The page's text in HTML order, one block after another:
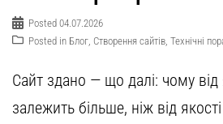
Posted 04.07.2026
Posted in Блог Створення сайтів Технічні
Сайт здано — що далі: чому від
залежить більше, ніж від